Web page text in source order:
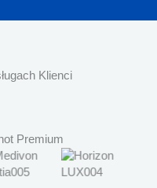
Klienci
Premium